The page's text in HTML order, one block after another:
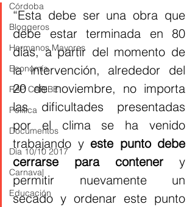
Córdoba
Bloggeros
Hermanos Mayores
Economía
RAP CARIBE
Política
Documentos
Día 10/10 2017
Carnaval
Educación
“Esta debe ser una obra que
debe estar terminada en 80
días, a partir del momento de
la intervención, alrededor del
20 de noviembre, no importa
las dificultades presentadas
por el clima se ha venido
trabajando y este punto debe
cerrarse para contener y
permitir nuevamente un
secado y ordenar este punto